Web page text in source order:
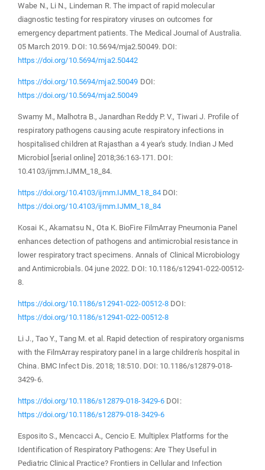
Wabe N., Li N., Lindeman R. The impact of rapid molecular
diagnostic testing for respiratory viruses on outcomes for
emergency department patients. The Medical Journal of Australia.
05 March 2019. DOI: 10.5694/mja2.50049. DOI:
https://doi.org/10.5694/mja2.50442
https://doi.org/10.5694/mja2.50049 DOI:
https://doi.org/10.5694/mja2.50049
Swamy M., Malhotra B., Janardhan Reddy P. V., Tiwari J. Profile of
respiratory pathogens causing acute respiratory infections in
hospitalised children at Rajasthan a 4 year's study. Indian J Med
Microbiol [serial online] 2018;36:163-171. DOI:
10.4103/ijmm.IJMM_18_84.
https://doi.org/10.4103/ijmm.IJMM_18_84DOI:
https://doi.org/10.4103/ijmm.IJMM_18_84
Kosai K., Akamatsu N., Ota K. BioFire FilmArray Pneumonia Panel
enhances detection of pathogens and antimicrobial resistance in
lower respiratory tract specimens. Annals of Clinical Microbiology
and Antimicrobials. 04 june 2022. DOI: 10.1186/s12941-022-00512-
8.
https://doi.org/10.1186/s12941-022-00512-8 DOI:
https://doi.org/10.1186/s12941-022-00512-8
Li J., Tao Y., Tang M. et al. Rapid detection of respiratory organisms
with the FilmArray respiratory panel in a large children's hospital in
China. BMC Infect Dis. 2018; 18:510. DOI: 10.1186/s12879-018-
3429-6.
https://doi.org/10.1186/s12879-018-3429-6 DOI:
https://doi.org/10.1186/s12879-018-3429-6
Esposito S., Mencacci A., Cencio E. Multiplex Platforms for the
Identification of Respiratory Pathogens: Are They Useful in
Pediatric Clinical Practice? Frontiers in Cellular and Infection